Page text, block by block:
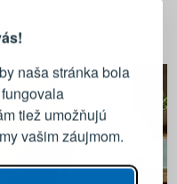
naša stránka bola
tiež umožňujú
vašim záujmom.
účtu